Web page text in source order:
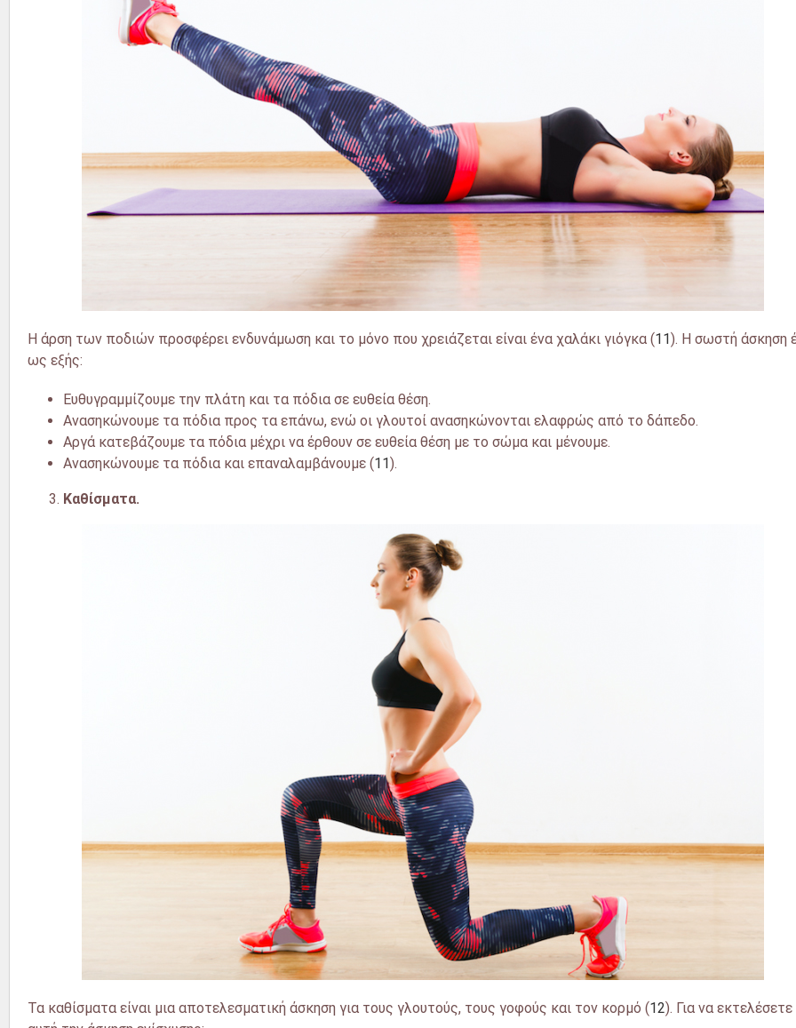
Η άρση των ποδιών προσφέρει ενδυνάμωση και το μόνο που χρειάζεται είναι ένα χαλάκι γιόγκα (11). Η σωστή άσκηση
ως εξής:
Ευθυγραμμίζουμε την πλάτη και τα πόδια σε ευθεία θέση.
Ανασηκώνουμε τα πόδια προς τα επάνω, ενώ οι γλουτοί ανασηκώνονται ελαφρώς από το δάπεδο.
Αργά κατεβάζουμε τα πόδια μέχρι να έρθουν σε ευθεία θέση με το σώμα και μένουμε.
Ανασηκώνουμε τα πόδια και επαναλαμβάνουμε (11).
Καθίσματα.
Τα καθίσματα είναι μια αποτελεσματική άσκηση για τους γλουτούς, τους γοφούς και τον κορμό (12). Για να εκτελέσετε